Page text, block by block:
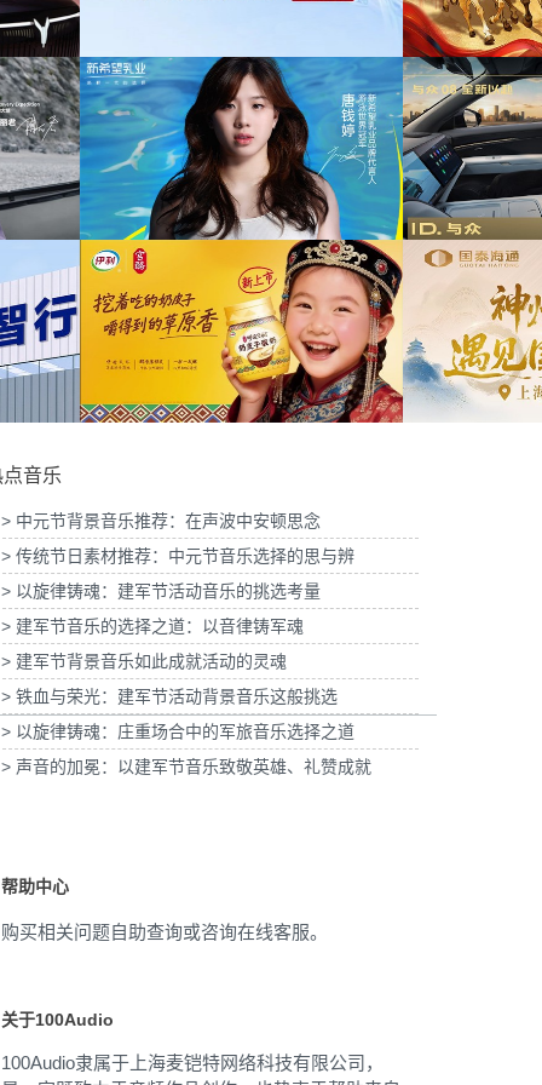
项目提供音乐版权
为中信期货有限公司2026年中策略会提供音
为华
站传播项目提供音乐
为光明优加x上海博物馆马年限定礼盒宣传项
目提供音乐版权
为
为大众汽车ID与众08 KOL摄影制作项目提供
音乐版权
为欣
酸奶TVC拍摄提供音
权
为国泰海通证券上海青浦分公司宣传项目提供
音乐版权
音乐
> 中元节背景音乐推荐：在声波中安顿思念
> 传统节日素材推荐：中元节音乐选择的思与辨
> 以旋律铸魂：建军节活动音乐的挑选考量
> 建军节音乐的选择之道：以音律铸军魂
> 建军节背景音乐如此成就活动的灵魂
> 铁血与荣光：建军节活动背景音乐这般挑选
> 以旋律铸魂：庄重场合中的军旅音乐选择之道
> 声音的加冕：以建军节音乐致敬英雄、礼赞成就
帮助中心
购买相关问题自助查询或咨询在线客服。
关于100Audio
100Audio隶属于上海麦铠特网络科技有限公司，